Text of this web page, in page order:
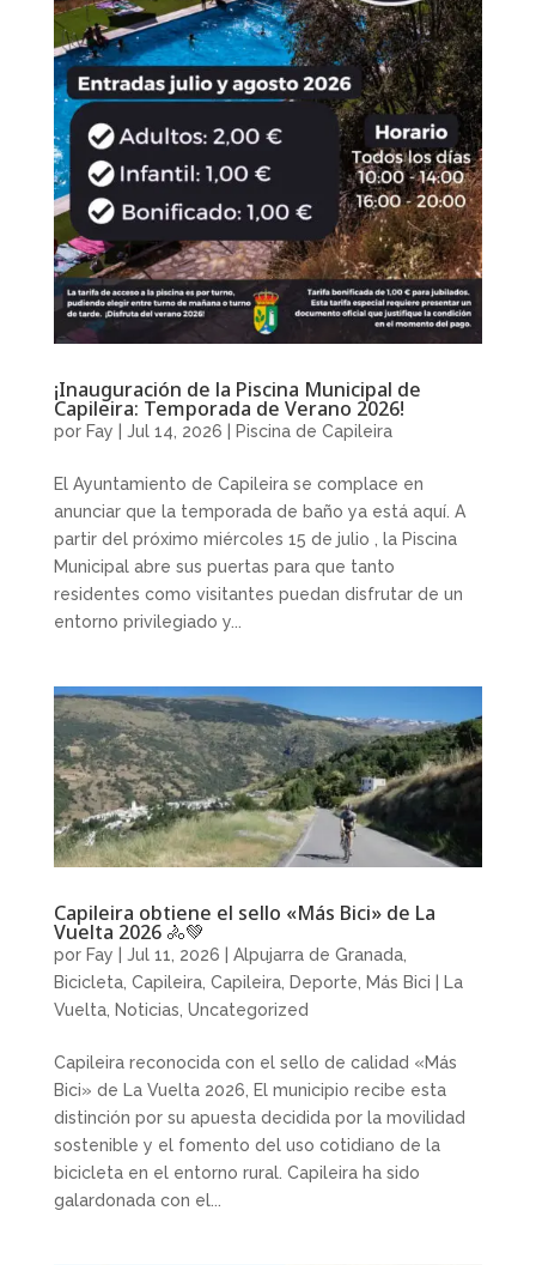
¡Inauguración de la Piscina Municipal de
Capileira: Temporada de Verano 2026!
por Fay Jul 14, 2026 Piscina de Capileira
El Ayuntamiento de Capileira se complace en
anunciar que la temporada de baño ya está aquí. A
partir del próximo miércoles 15 de julio , la Piscina
Municipal abre sus puertas para que tanto
residentes como visitantes puedan disfrutar de un
entorno privilegiado y...
Capileira obtiene el sello «Más Bici» de La
Vuelta 2026 🚴💚
por Fay Jul 11, 2026 Alpujarra de Granada,
Bicicleta, Capileira, Capileira, Deporte
Más Bici | La
Vuelta, Noticias Uncategorized
Capileira reconocida con el sello de calidad «Más
Bici» de La Vuelta 2026, El municipio recibe esta
distinción por su apuesta decidida por la movilidad
sostenible y el fomento del uso cotidiano de la
bicicleta en el entorno rural. Capileira ha sido
galardonada con el...